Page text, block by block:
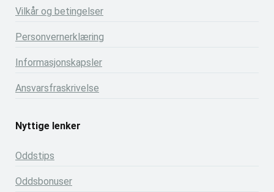
Vilkår og betingelser
Personvernerklæring
Informasjonskapsler
Ansvarsfraskrivelse
Nyttige lenker
Oddstips
Oddsbonuser